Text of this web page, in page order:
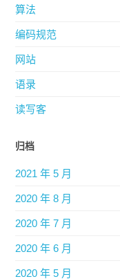
算法
编码规范
网站
语录
读写客
归档
2021 年 5 月
2020 年 8 月
2020 年 7 月
2020 年 6 月
2020 年 5 月